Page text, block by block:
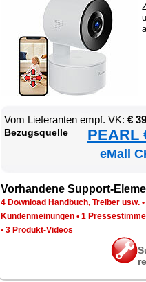
Vom Lie­fe­ran­ten empf. VK: €
Be­zugs­quel­le PEARL
eMall
Vor­han­de­ne Sup­port-
4 Down­load Hand­buch, Trei­ber usw. •
Kun­den­mei­nun­gen • 1
• 3 Pro­dukt-Vi­de­os